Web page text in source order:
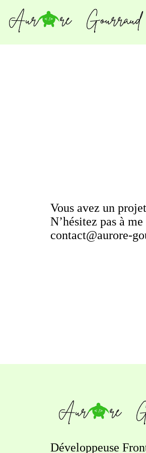
Vous avez un
N’hésitez pas à
contact@aurore-
Développeuse